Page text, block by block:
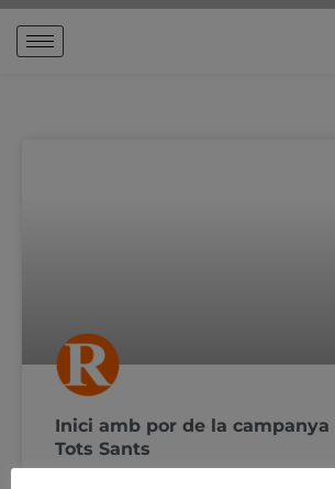
Inici amb por de la campanya
Tots Sants